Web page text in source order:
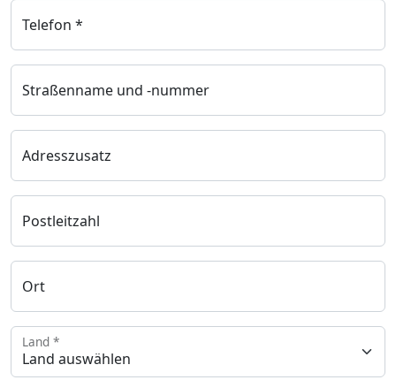
Telefon *
Straßenname und -nummer
Adresszusatz
Postleitzahl
Ort
Land *